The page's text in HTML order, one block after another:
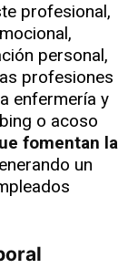
profesional,
personal,
profesiones
enfermería y
o acoso
fomentan la
un